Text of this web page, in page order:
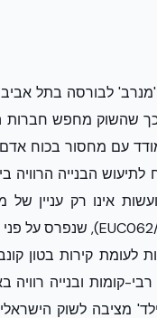
שהשוק מחפש חברות
עם מחסור בכוח
קומות ובנייה